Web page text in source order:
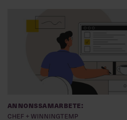
Annonssamarbete:
Chef + Winningtemp
Delta i Chefbarometern 2026